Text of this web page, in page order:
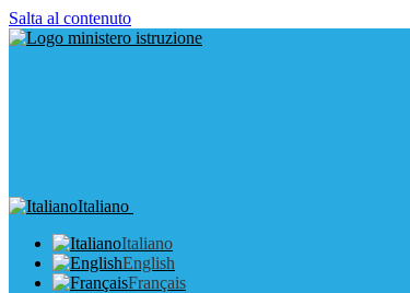
Salta al contenuto
Italiano
Italiano
English
Français